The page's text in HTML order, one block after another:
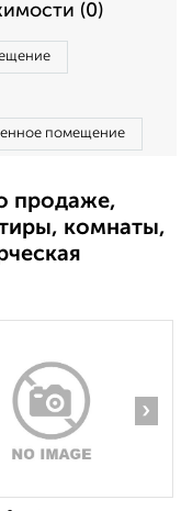
(0)
помещение
продаже,
комнаты,
›